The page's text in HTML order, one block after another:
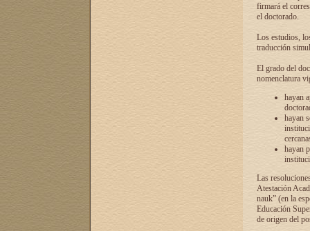
firmará el
el doctorado.
Los estudios,
traducción
El grado del
nomenclatura
hayan
hayan
hayan
Las
Atestación
nauk” (en la
Educación
de origen del